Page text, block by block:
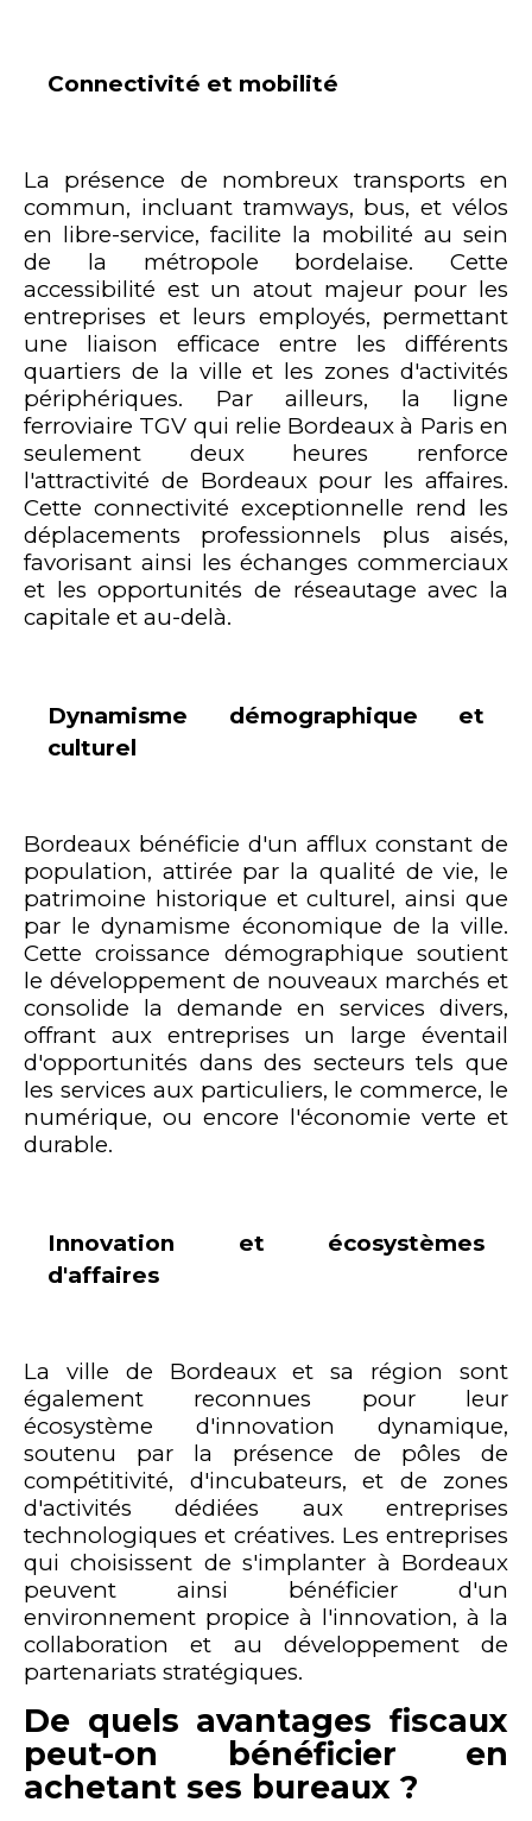
Connectivité et mobilité
La présence de nombreux transports en
commun, incluant tramways, bus, et vélos
en libre-service, facilite la mobilité au sein
de la métropole bordelaise. Cette
accessibilité est un atout majeur pour les
entreprises et leurs employés, permettant
une liaison efficace entre les différents
quartiers de la ville et les zones d'activités
périphériques. Par ailleurs, la ligne
ferroviaire TGV qui relie Bordeaux à Paris en
seulement deux heures renforce
l'attractivité de Bordeaux pour les affaires.
Cette connectivité exceptionnelle rend les
déplacements professionnels plus aisés,
favorisant ainsi les échanges commerciaux
et les opportunités de réseautage avec la
capitale et au-delà.
Dynamisme démographique et
culturel
Bordeaux bénéficie d'un afflux constant de
population, attirée par la qualité de vie, le
patrimoine historique et culturel, ainsi que
par le dynamisme économique de la ville.
Cette croissance démographique soutient
le développement de nouveaux marchés et
consolide la demande en services divers,
offrant aux entreprises un large éventail
d'opportunités dans des secteurs tels que
les services aux particuliers, le commerce, le
numérique, ou encore l'économie verte et
durable.
Innovation et écosystèmes
d'affaires
La ville de Bordeaux et sa région sont
également reconnues pour leur
écosystème d'innovation dynamique,
soutenu par la présence de pôles de
compétitivité, d'incubateurs, et de zones
d'activités dédiées aux entreprises
technologiques et créatives. Les entreprises
qui choisissent de s'implanter à Bordeaux
peuvent ainsi bénéficier d'un
environnement propice à l'innovation, à la
collaboration et au développement de
partenariats stratégiques.
De quels avantages fiscaux
peut-on bénéficier en
achetant ses bureaux ?